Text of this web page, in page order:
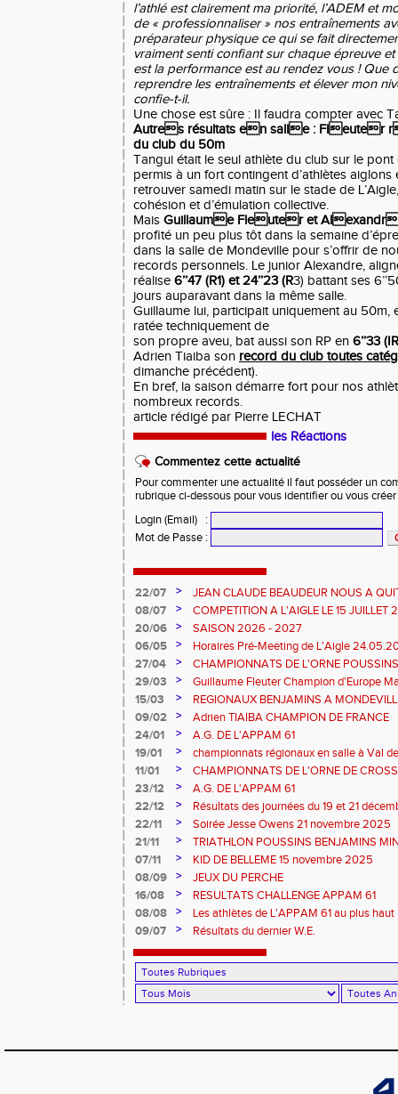
l’athlé est clairement ma priorité, l’ADEM et
de « professionnaliser » nos entraînements
préparateur physique ce qui se fait
vraiment senti confiant sur chaque épreuve
est la performance est au rendez vous ! Que
reprendre les entraînements et élever mon
confie-t-il.
Une chose est sûre : Il faudra compter avec
Autres résultats en salle : Fleuter
du club du 50m
Tangui était le seul athlète du club sur le
permis à un fort contingent d’athlètes
retrouver samedi matin sur le stade de
cohésion et d’émulation collective.
Mais Guillaume Fleuter et
profité un peu plus tôt dans la semaine
dans la salle de Mondeville pour s’offrir de
records personnels. Le junior Alexandre,
réalise 6’’47 (R1) et 24’’23 (R3) battant ses
jours auparavant dans la même salle.
Guillaume lui, participait uniquement au 50m,
ratée techniquement de
son propre aveu, bat aussi son RP en 6’’33
Adrien Tiaiba son record du club toutes
dimanche précédent).
En bref, la saison démarre fort pour nos
nombreux records.
article rédigé par Pierre LECHAT
les Réactions
Commentez cette actualité
Pour commenter une actualité il faut posséder un
rubrique ci-dessous pour vous identifier ou vous
Login (Email)
:
Mot de Passe :
22/07 >
JEAN CLAUDE BEAUDEUR NOUS A
08/07
>
COMPETITION A L'AIGLE LE 15 JUILLET
DES EPREUVES REPORTE A 20 H 45
20/06 >
SAISON 2026 - 2027
06/05
>
Horaires Pré-Meeting de L'Aigle
27/04
>
CHAMPIONNATS DE L'ORNE
L'AIGLE
29/03 >
Guillaume Fleuter Champion d'Europe
15/03
>
REGIONAUX BENJAMINS A
09/02
>
Adrien TIAIBA CHAMPION DE FRANCE
24/01
>
A.G. DE L'APPAM 61
19/01
>
championnats régionaux en salle à Val
11/01
>
CHAMPIONNATS DE L'ORNE DE
2026 et REGIONAUX D'EPREUVES
23/12 >
A.G. DE L'APPAM 61
22/12
>
Résultats des journées du 19 et 21
22/11
>
Soirée Jesse Owens 21 novembre 2025
21/11
>
TRIATHLON POUSSINS BENJAMINS
07/11
>
KID DE BELLEME 15 novembre 2025
08/09
>
JEUX DU PERCHE
16/08
>
RESULTATS CHALLENGE APPAM 61
08/08
>
Les athlètes de L'APPAM 61 au plus
09/07
> Résultats du dernier W.E.